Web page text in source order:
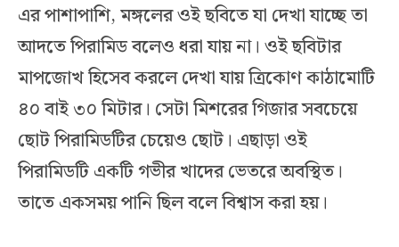
এর পাশাপাশি, মঙ্গলের ওই ছবিতে যা দেখা যাচ্ছে তা
আদতে পিরামিড বলেও ধরা যায় না। ওই ছবিটার
মাপজোখ হিসেব করলে দেখা যায় ত্রিকোণ কাঠামোটি
৪০ বাই ৩০ মিটার। সেটা মিশরের গিজার সবচেয়ে
ছোট পিরামিডটির চেয়েও ছোট। এছাড়া ওই
পিরামিডটি একটি গভীর খাদের ভেতরে অবস্থিত।
তাতে একসময় পানি ছিল বলে বিশ্বাস করা হয়।